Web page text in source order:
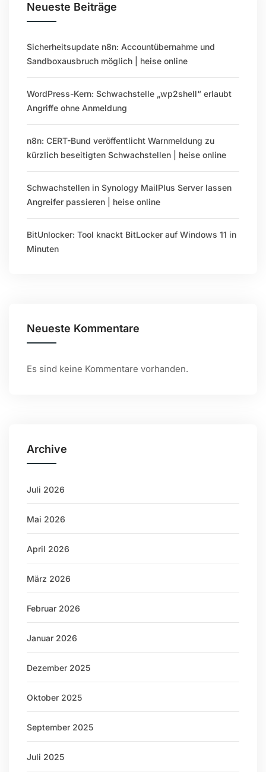
Neueste Beiträge
Sicherheitsupdate n8n: Accountübernahme und
Sandboxausbruch möglich | heise online
WordPress-Kern: Schwachstelle „wp2shell“ erlaubt
Angriffe ohne Anmeldung
n8n: CERT-Bund veröffentlicht Warnmeldung zu
kürzlich beseitigten Schwachstellen | heise online
Schwachstellen in Synology MailPlus Server lassen
Angreifer passieren | heise online
BitUnlocker: Tool knackt BitLocker auf Windows 11 in
Minuten
Neueste Kommentare
Es sind keine Kommentare vorhanden.
Archive
Juli 2026
Mai 2026
April 2026
März 2026
Februar 2026
Januar 2026
Dezember 2025
Oktober 2025
September 2025
Juli 2025